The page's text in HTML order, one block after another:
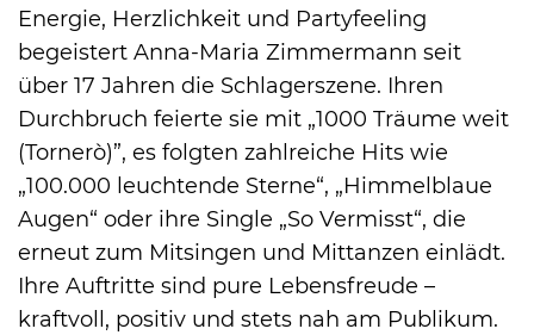
Energie, Herzlichkeit und Partyfeeling
begeistert Anna-Maria Zimmermann seit
über 17 Jahren die Schlagerszene. Ihren
Durchbruch feierte sie mit „1000 Träume weit
(Tornerò)”, es folgten zahlreiche Hits wie
„100.000 leuchtende Sterne“, „Himmelblaue
Augen“ oder ihre Single „So Vermisst“, die
erneut zum Mitsingen und Mittanzen einlädt.
Ihre Auftritte sind pure Lebensfreude –
kraftvoll, positiv und stets nah am Publikum.